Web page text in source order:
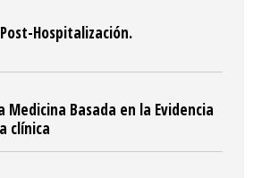
Hospitalización.
Medicina Basada en la Evidencia
clínica